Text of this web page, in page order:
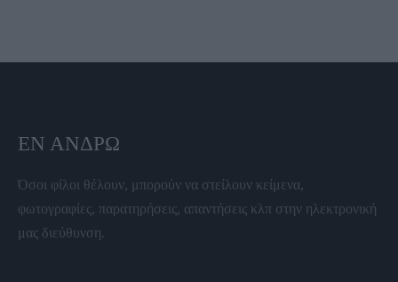
ΕΝ ΆΝΔΡΩ
Όσοι φίλοι θέλουν, μπορούν να στείλουν κείμενα,
φωτογραφίες, παρατηρήσεις, απαντήσεις κλπ στην ηλεκτρονική
μας διεύθυνση.